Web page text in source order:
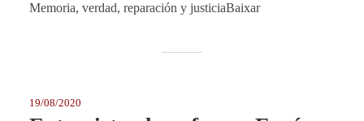
Memoria, verdad, reparación y justiciaBaixar
19/08/2020